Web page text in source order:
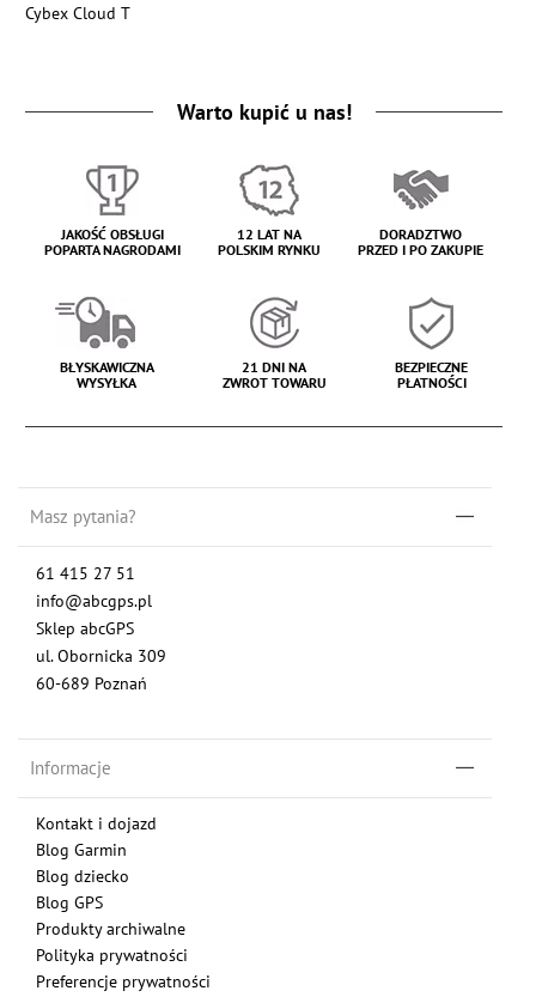
Cybex Cloud T
Warto kupić u nas!
JAKOŚĆ OBSŁUGI
POPARTA NAGRODAMI
12 LAT NA
POLSKIM RYNKU
DORADZTWO
PRZED I PO ZAKUPIE
BŁYSKAWICZNA
WYSYŁKA
21 DNI NA
ZWROT TOWARU
BEZPIECZNE
PŁATNOŚCI
Masz pytania?
61 415 27 51
info@abcgps.pl
Sklep abcGPS
ul. Obornicka 309
60-689 Poznań
Informacje
Kontakt i dojazd
Blog Garmin
Blog dziecko
Blog GPS
Produkty archiwalne
Polityka prywatności
Preferencje prywatności